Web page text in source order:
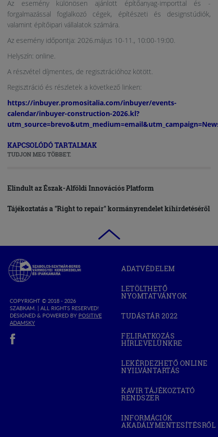
Az esemény különösen ajánlott építőanyag-importtal és -
forgalmazással foglalkozó cégek, építészeti és designstúdiók,
valamint építőipari vállalatok számára.
Az esemény időpontja: 2026.május 10-11., 10:00-19:00.
Helyszín: online.
A részvétel díjmentes, de regisztrációhoz kötött.
Regisztráció és részletek a következő linken:
https://inbuyer.promositalia.com/inbuyer/events-
calendar/inbuyer-construction-2026.kl?
KAPCSOLÓDÓ TARTALMAK
TUDJON MEG TÖBBET.
Elindult az Észak-Alföldi Innovációs Platform
Tájékoztatás a "Right to repair" kormányrendelet kihirdetéséről
Szabolcs-
Szatmár-
Bereg
Kereskedelmi
és
Iparkamara
COPYRIGHT © 2018 - 2026
SZABKAM. | ALL RIGHTS RESERVED!
DESIGNED & POWERED BY POSITIVE
ADAMSKY(OPEN
ADATVÉDELEM
LETÖLTHETŐ
NYOMTATVÁNYOK
TUDÁSTÁR 2022
WINDOW)
FELIRATKOZÁS
HÍRLEVELÜNKRE
LEKÉRDEZHETŐ ONLINE
NYILVÁNTARTÁS
NEW
WINDOW)
KAVIR TÁJÉKOZTATÓ
RENDSZER(OPEN
NEW
WINDOW)
INFORMÁCIÓK
AKADÁLYMENTESÍTÉSRŐL